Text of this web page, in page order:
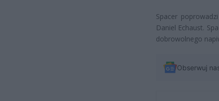
Spacer
Daniel Echaust.
dobrowolnego
Obserwuj